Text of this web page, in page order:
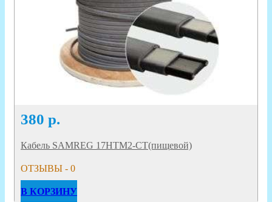
380 р.
Кабель SAMREG 17HTM2-CT(пищевой)
ОТЗЫВЫ - 0
В КОРЗИНУ